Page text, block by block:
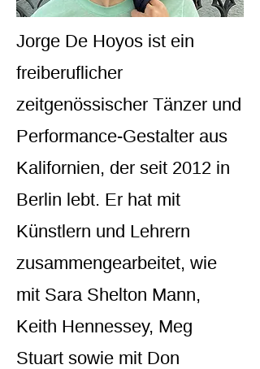
Jorge De Hoyos ist ein
freiberuflicher
zeitgenössischer Tänzer und
Performance-Gestalter aus
Kalifornien, der seit 2012 in
Berlin lebt. Er hat mit
Künstlern und Lehrern
zusammengearbeitet, wie
mit Sara Shelton Mann,
Keith Hennessey, Meg
Stuart sowie mit Don